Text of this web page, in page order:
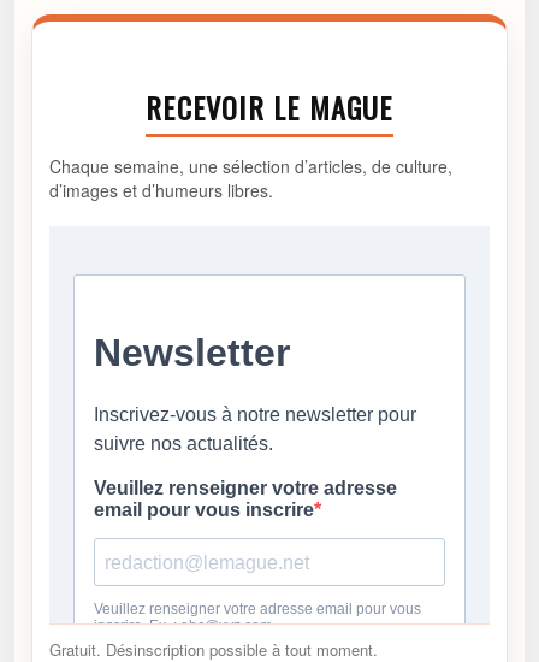
RECEVOIR LE MAGUE
Chaque semaine, une sélection d’articles, de culture,
d’images et d’humeurs libres.
Gratuit. Désinscription possible à tout moment.